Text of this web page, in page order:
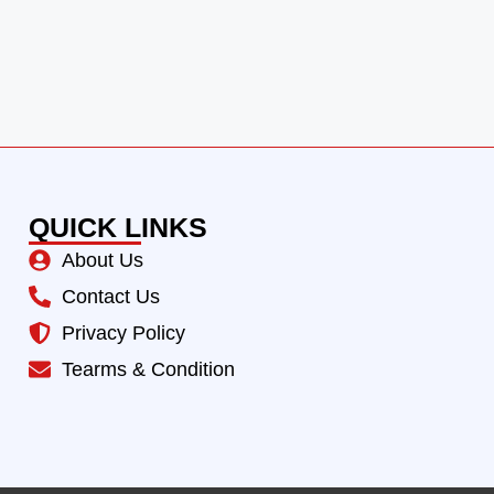
QUICK LINKS
About Us
Contact Us
Privacy Policy
Tearms & Condition